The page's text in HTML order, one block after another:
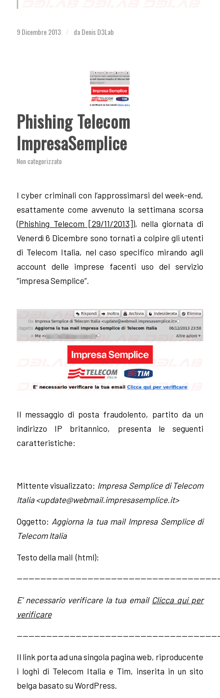
9 Dicembre 2013 / daDenis D3Lab
Phishing Telecom
ImpresaSemplice
Non categorizzato
I cyber criminali con l’approssimarsi del week-end,
esattamente come avvenuto la settimana scorsa
(Phishing Telecom [29/11/2013]), nella giornata di
Venerdì 6 Dicembre sono tornati a colpire gli utenti
di Telecom Italia, nel caso specifico mirando agli
account delle imprese facenti uso del servizio
“impresa Semplice”.
Il messaggio di posta fraudolento, partito da un
indirizzo IP britannico, presenta le seguenti
caratteristiche:
Mittente visualizzato: Impresa Semplice di Telecom
Italia <update@webmail.impresasemplice.it>
Oggetto: Aggiorna la tua mail Impresa Semplice di
Telecom Italia
Testo della mail (html):
E’ necessario verificare la tua email Clicca qui per
verificare
Il link porta ad una singola pagina web, riproducente
i loghi di Telecom Italia e Tim, inserita in un sito
belga basato su WordPress.